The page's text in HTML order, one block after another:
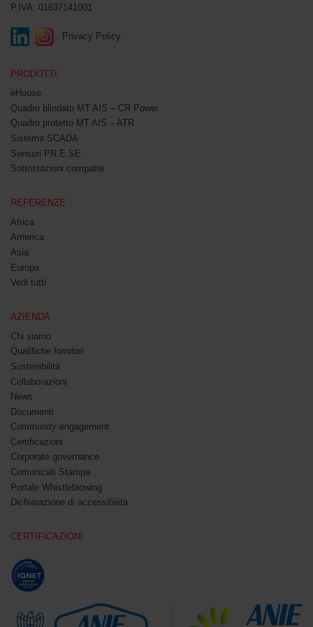
P.IVA: 01637141001
Privacy Policy
PRODOTTI
eHouse
Quadro blindato MT AIS – CR Power
Quadro protetto MT AIS – ATR
Sistema SCADA
Sensori PR.E.SE.
Sottostazioni compatte
REFERENZE
Africa
America
Asia
Europa
Vedi tutti
AZIENDA
Chi siamo
Qualifiche fornitori
Sostenibilità
Collaborazioni
News
Documenti
Community engagement
Certificazioni
Corporate governance
Comunicati Stampa
Portale Whistleblowing
Dichiarazione di accessibilità
CERTIFICAZIONI